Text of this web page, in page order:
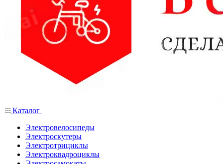
Каталог
Электровелосипеды
Электроскутеры
Электротрициклы
Электроквадроциклы